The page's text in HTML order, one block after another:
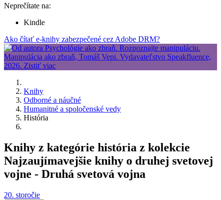
Neprečítate na:
Kindle
Ako čítať e-knihy zabezpečené cez Adobe DRM?
Knihy
Odborné a náučné
Humanitné a spoločenské vedy
História
Knihy z kategórie história z kolekcie
Najzaujímavejšie knihy o druhej svetovej
vojne - Druhá svetová vojna
20. storočie